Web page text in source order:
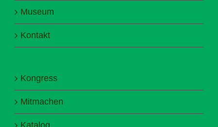
Museum
Kontakt
Kongress
Mitmachen
Katalog